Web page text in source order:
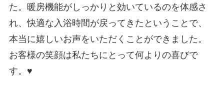
た。暖房機能がしっかりと効いているのを体感さ
れ、快適な入浴時間が戻ってきたということで、
本当に嬉しいお声をいただくことができました。
お客様の笑顔は私たちにとって何よりの喜びで
す。♥